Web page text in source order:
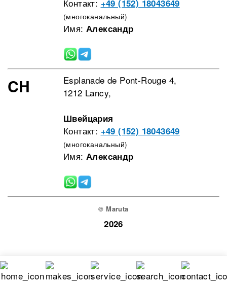
Контакт: +49 (152) 18043649
(многоканальный)
Имя: Александр
CH
Esplanade de Pont-Rouge 4,
1212 Lancy,
Швейцария
Контакт: +49 (152) 18043649
(многоканальный)
Имя: Александр
© Maruta
2026